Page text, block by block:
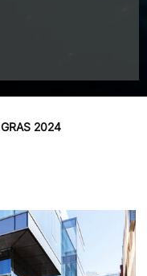
GRAS 2024